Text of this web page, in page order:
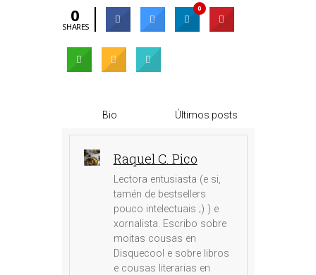
0
SHARES
0
Bio Últimos posts
Raquel C. Pico
Lectora entusiasta (e si,
tamén de bestsellers
pouco intelectuais ;) ) e
xornalista. Escribo sobre
moitas cousas en
Disquecool e sobre libros
e cousas literarias en